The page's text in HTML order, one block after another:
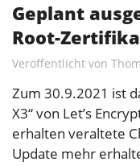
Geplant
Root-
Veröffentlicht von
Zum 30.9.2021 ist
X3“ von Let’s
erhalten veraltete
Update mehr